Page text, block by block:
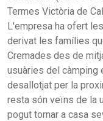
Termes Victòria de
L'empresa ha ofert
derivat les famílies
Cremades des de
usuàries del càmping
desallotjat per la
resta són veïns de la
pogut tornar a casa